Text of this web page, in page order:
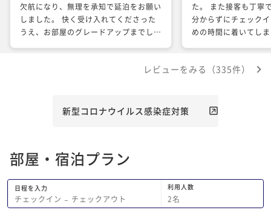
欠航になり、無理を承知で延泊をお願い
しました。 快く受け入れてくださった
うえ、お部屋のグレードアップまでして
た。 また接客も丁寧
分からずにチェック
めの時間に着いてし
すことが出来ました！
レビューをみる（335件）
新型コロナウイルス感染症対策
部屋・宿泊プラン
日程を入力
チェックイン − チェックアウト
利用人数
2名